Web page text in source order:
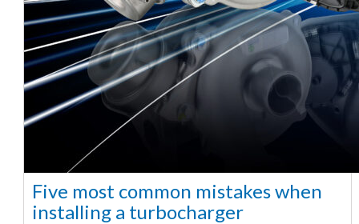
Five most common mistakes when
installing a turbocharger